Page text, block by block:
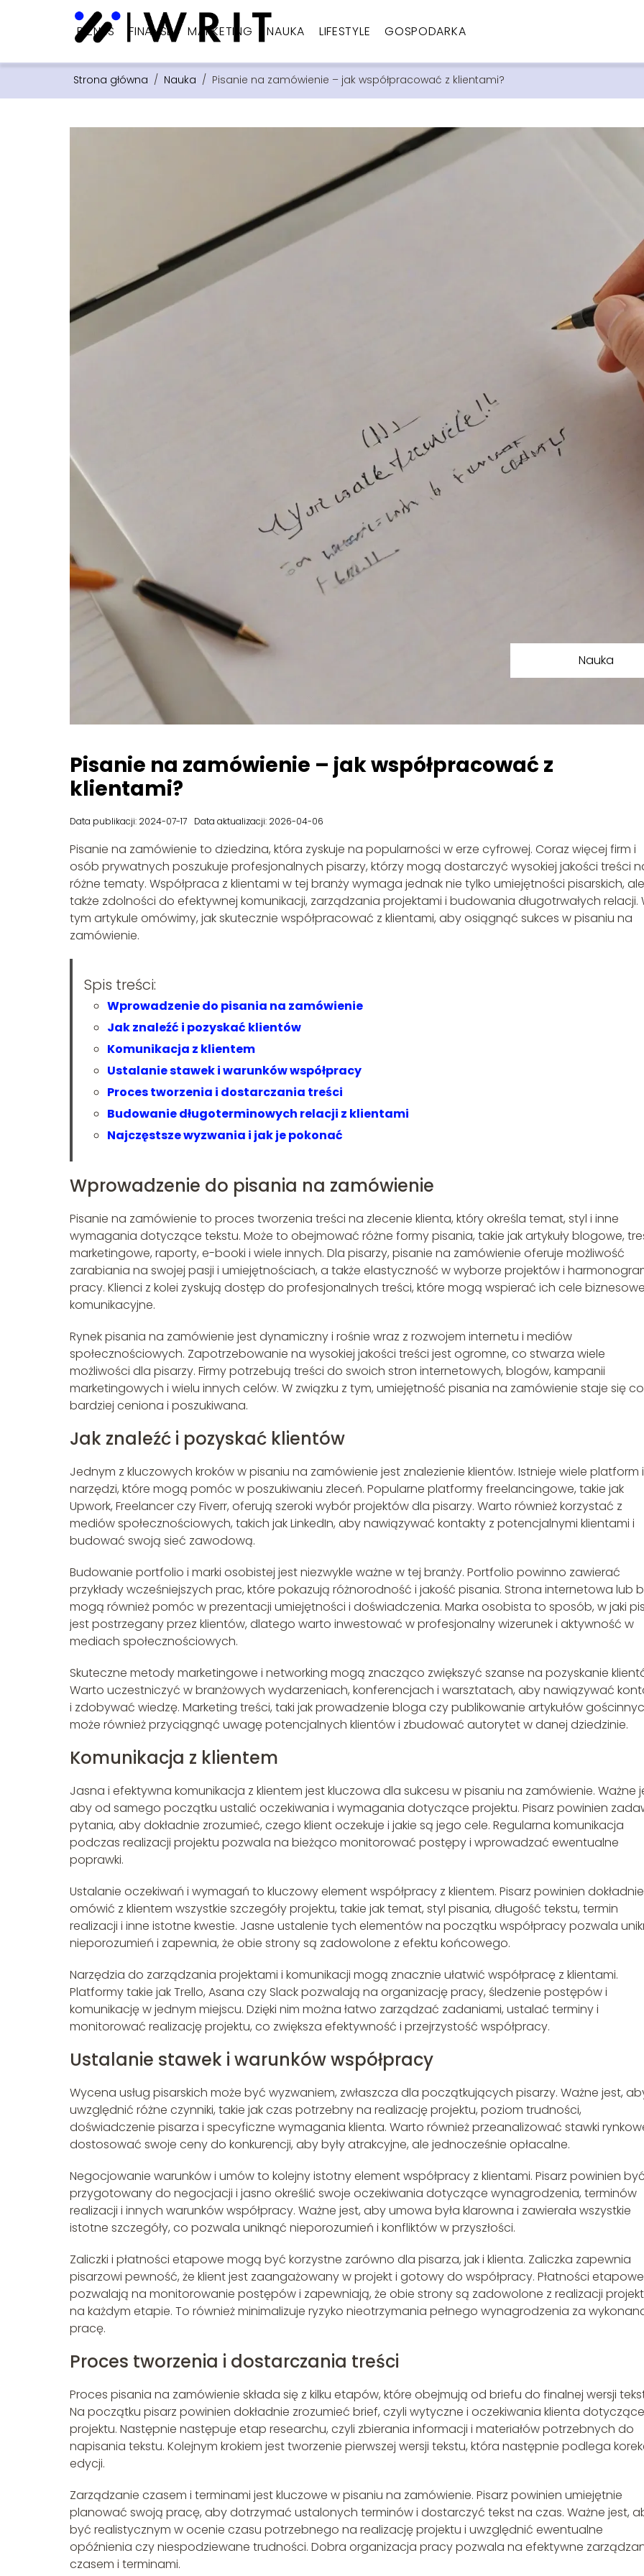
BIZNES FINANSE MARKETING NAUKA LIFESTYLE GOSPODARKA
Strona główna / Nauka / Pisanie na zamówienie – jak współpracować z klientami?
Nauka
Pisanie na zamówienie – jak współpracować z
klientami?
Data publikacji: 2024-07-17 Data aktualizacji: 2026-04-06
Pisanie na zamówienie to dziedzina, która zyskuje na popularności w erze cyfrowej. Coraz więcej firm i
osób prywatnych poszukuje profesjonalnych pisarzy, którzy mogą dostarczyć wysokiej jakości treści
różne tematy. Współpraca z klientami w tej branży wymaga jednak nie tylko umiejętności pisarskich, ale
także zdolności do efektywnej komunikacji, zarządzania projektami i budowania długotrwałych relacji.
tym artykule omówimy, jak skutecznie współpracować z klientami, aby osiągnąć sukces w pisaniu na
zamówienie.
Spis treści:
Wprowadzenie do pisania na zamówienie
Jak znaleźć i pozyskać klientów
Komunikacja z klientem
Ustalanie stawek i warunków współpracy
Proces tworzenia i dostarczania treści
Budowanie długoterminowych relacji z klientami
Najczęstsze wyzwania i jak je pokonać
Wprowadzenie do pisania na zamówienie
Pisanie na zamówienie to proces tworzenia treści na zlecenie klienta, który określa temat, styl i inne
wymagania dotyczące tekstu. Może to obejmować różne formy pisania, takie jak artykuły blogowe,
marketingowe, raporty, e-booki i wiele innych. Dla pisarzy, pisanie na zamówienie oferuje możliwość
zarabiania na swojej pasji i umiejętnościach, a także elastyczność w wyborze projektów i
pracy. Klienci z kolei zyskują dostęp do profesjonalnych treści, które mogą wspierać ich cele
komunikacyjne.
Rynek pisania na zamówienie jest dynamiczny i rośnie wraz z rozwojem internetu i mediów
społecznościowych. Zapotrzebowanie na wysokiej jakości treści jest ogromne, co stwarza wiele
możliwości dla pisarzy. Firmy potrzebują treści do swoich stron internetowych, blogów, kampanii
marketingowych i wielu innych celów. W związku z tym, umiejętność pisania na zamówienie staje się
bardziej ceniona i poszukiwana.
Jak znaleźć i pozyskać klientów
Jednym z kluczowych kroków w pisaniu na zamówienie jest znalezienie klientów. Istnieje wiele platform i
narzędzi, które mogą pomóc w poszukiwaniu zleceń. Popularne platformy freelancingowe, takie jak
Upwork, Freelancer czy Fiverr, oferują szeroki wybór projektów dla pisarzy. Warto również korzystać z
mediów społecznościowych, takich jak LinkedIn, aby nawiązywać kontakty z potencjalnymi klientami i
budować swoją sieć zawodową.
Budowanie portfolio i marki osobistej jest niezwykle ważne w tej branży. Portfolio powinno zawierać
przykłady wcześniejszych prac, które pokazują różnorodność i jakość pisania. Strona internetowa lub
mogą również pomóc w prezentacji umiejętności i doświadczenia. Marka osobista to sposób, w jaki
jest postrzegany przez klientów, dlatego warto inwestować w profesjonalny wizerunek i aktywność w
mediach społecznościowych.
Skuteczne metody marketingowe i networking mogą znacząco zwiększyć szanse na pozyskanie
Warto uczestniczyć w branżowych wydarzeniach, konferencjach i warsztatach, aby nawiązywać
i zdobywać wiedzę. Marketing treści, taki jak prowadzenie bloga czy publikowanie artykułów
może również przyciągnąć uwagę potencjalnych klientów i zbudować autorytet w danej dziedzinie.
Komunikacja z klientem
Jasna i efektywna komunikacja z klientem jest kluczowa dla sukcesu w pisaniu na zamówienie. Ważne
aby od samego początku ustalić oczekiwania i wymagania dotyczące projektu. Pisarz powinien
pytania, aby dokładnie zrozumieć, czego klient oczekuje i jakie są jego cele. Regularna komunikacja
podczas realizacji projektu pozwala na bieżąco monitorować postępy i wprowadzać ewentualne
poprawki.
Ustalanie oczekiwań i wymagań to kluczowy element współpracy z klientem. Pisarz powinien dokładnie
omówić z klientem wszystkie szczegóły projektu, takie jak temat, styl pisania, długość tekstu, termin
realizacji i inne istotne kwestie. Jasne ustalenie tych elementów na początku współpracy pozwala
nieporozumień i zapewnia, że obie strony są zadowolone z efektu końcowego.
Narzędzia do zarządzania projektami i komunikacji mogą znacznie ułatwić współpracę z klientami.
Platformy takie jak Trello, Asana czy Slack pozwalają na organizację pracy, śledzenie postępów i
komunikację w jednym miejscu. Dzięki nim można łatwo zarządzać zadaniami, ustalać terminy i
monitorować realizację projektu, co zwiększa efektywność i przejrzystość współpracy.
Ustalanie stawek i warunków współpracy
Wycena usług pisarskich może być wyzwaniem, zwłaszcza dla początkujących pisarzy. Ważne jest,
uwzględnić różne czynniki, takie jak czas potrzebny na realizację projektu, poziom trudności,
doświadczenie pisarza i specyficzne wymagania klienta. Warto również przeanalizować stawki
dostosować swoje ceny do konkurencji, aby były atrakcyjne, ale jednocześnie opłacalne.
Negocjowanie warunków i umów to kolejny istotny element współpracy z klientami. Pisarz powinien być
przygotowany do negocjacji i jasno określić swoje oczekiwania dotyczące wynagrodzenia, terminów
realizacji i innych warunków współpracy. Ważne jest, aby umowa była klarowna i zawierała wszystkie
istotne szczegóły, co pozwala uniknąć nieporozumień i konfliktów w przyszłości.
Zaliczki i płatności etapowe mogą być korzystne zarówno dla pisarza, jak i klienta. Zaliczka zapewnia
pisarzowi pewność, że klient jest zaangażowany w projekt i gotowy do współpracy. Płatności etapowe
pozwalają na monitorowanie postępów i zapewniają, że obie strony są zadowolone z realizacji
na każdym etapie. To również minimalizuje ryzyko nieotrzymania pełnego wynagrodzenia za
pracę.
Proces tworzenia i dostarczania treści
Proces pisania na zamówienie składa się z kilku etapów, które obejmują od briefu do finalnej wersji
Na początku pisarz powinien dokładnie zrozumieć brief, czyli wytyczne i oczekiwania klienta dotyczące
projektu. Następnie następuje etap researchu, czyli zbierania informacji i materiałów potrzebnych do
napisania tekstu. Kolejnym krokiem jest tworzenie pierwszej wersji tekstu, która następnie podlega
edycji.
Zarządzanie czasem i terminami jest kluczowe w pisaniu na zamówienie. Pisarz powinien umiejętnie
planować swoją pracę, aby dotrzymać ustalonych terminów i dostarczyć tekst na czas. Ważne jest,
być realistycznym w ocenie czasu potrzebnego na realizację projektu i uwzględnić ewentualne
opóźnienia czy niespodziewane trudności. Dobra organizacja pracy pozwala na efektywne
czasem i terminami.